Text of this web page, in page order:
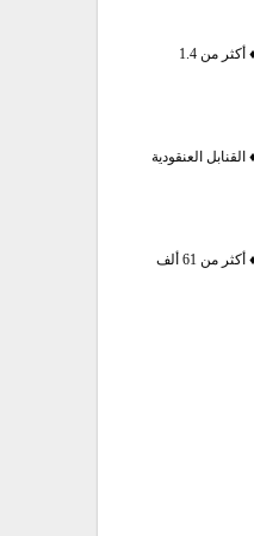
أكثر من 1.4
القنابل العنقودية
أكثر من 61 ألف